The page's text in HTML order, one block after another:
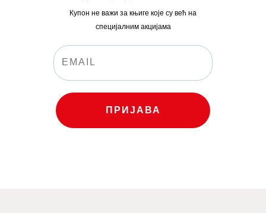
Купон не важи за књиге које су већ на
специјалним акцијама
ПРИЈАВА